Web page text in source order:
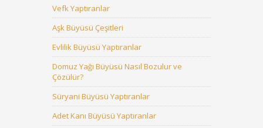
Vefk Yaptıranlar
Aşk Büyüsü Çeşitleri
Evlilik Büyüsü Yaptıranlar
Domuz Yağı Büyüsü Nasıl Bozulur ve
Çözülür?
Süryani Büyüsü Yaptıranlar
Adet Kanı Büyüsü Yaptıranlar